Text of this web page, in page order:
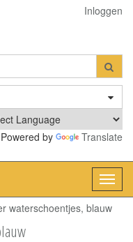
Inloggen
Powered by Translate
waterschoentjes, blauw